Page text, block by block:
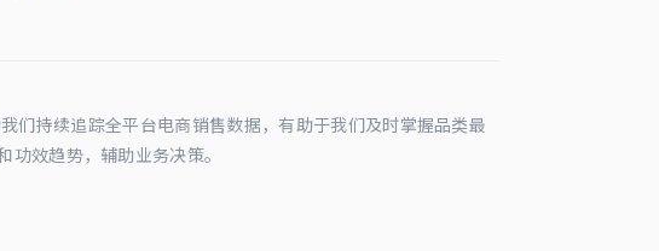
们持续追踪全平台电商销售数据，有助于我们及时掌握品类最
功效趋势，辅助业务决策。